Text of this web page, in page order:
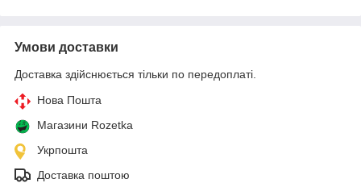
Умови доставки
Доставка здійснюється тільки по передоплаті.
Нова Пошта
Магазини Rozetka
Укрпошта
Доставка поштою